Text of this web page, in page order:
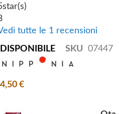
f
t
h
i
m
g
star(s)
tutte le 1 recensioni
DISPONIBILE SKU 07447
4,50 €